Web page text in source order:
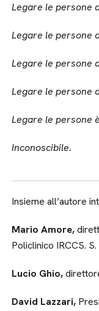
Legare le persone
Legare le persone
Legare le persone
Legare le persone
Legare le persone
Inconoscibile.
Insieme all’autore
Mario Amore,
Policlinico IRCCS.
Lucio Ghio,
David Lazzari,